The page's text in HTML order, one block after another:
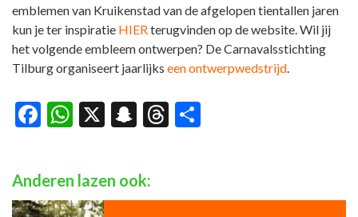
emblemen van Kruikenstad van de afgelopen tientallen jaren
kun je ter inspiratie HIERterugvinden op de website. Wil jij
het volgende embleem ontwerpen? De Carnavalsstichting
Tilburg organiseert jaarlijks een ontwerpwedstrijd.
Facebook
WhatsApp
X Snapchat
Threads
Anderen lazen ook: